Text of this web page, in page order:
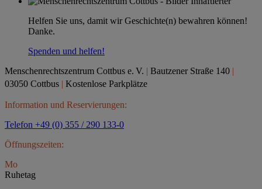
Helfen Sie uns, damit wir Geschichte(n) bewahren können!
Danke.
Spenden und helfen!
Menschenrechtszentrum Cottbus e. V. | Bautzener Straße 140 |
03050 Cottbus | Kostenlose Parkplätze
Information und Reservierungen:
Telefon +49 (0) 355 / 290 133-0
Öffnungszeiten:
Mo
Ruhetag